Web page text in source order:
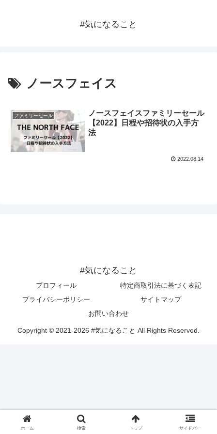
#気になること
ノースフェイス
ファミリーセール
ノースフェイスファミリーセール
【2022】日程や招待状の入手方
法
2022.08.14
#気になること
プロフィール
特定商取引法に基づく表記
プライバシーポリシー
サイトマップ
お問い合わせ
Copyright © 2021-2026 #気になること All Rights Reserved.
ホーム 検索 トップ サイドバー